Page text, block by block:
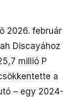
2026. február
Discayához
millió P
a
– egy 2024-